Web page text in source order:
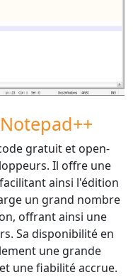
gratuit et open-
Il offre une
ainsi l'édition
un grand nombre
offrant ainsi une
Sa disponibilité en
une grande
une fiabilité accrue.